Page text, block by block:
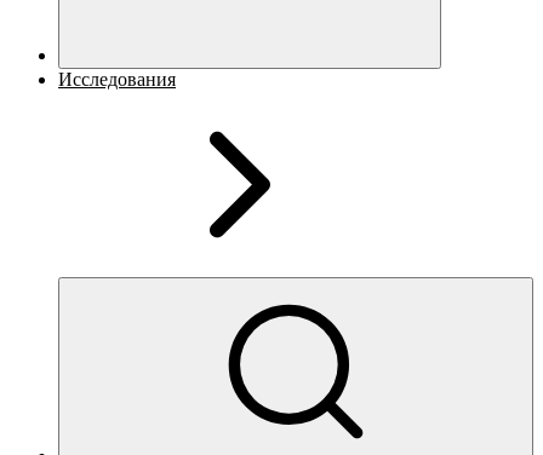
Исследования